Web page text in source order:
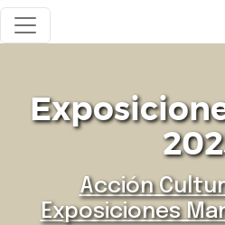
Acción
Exposiciones